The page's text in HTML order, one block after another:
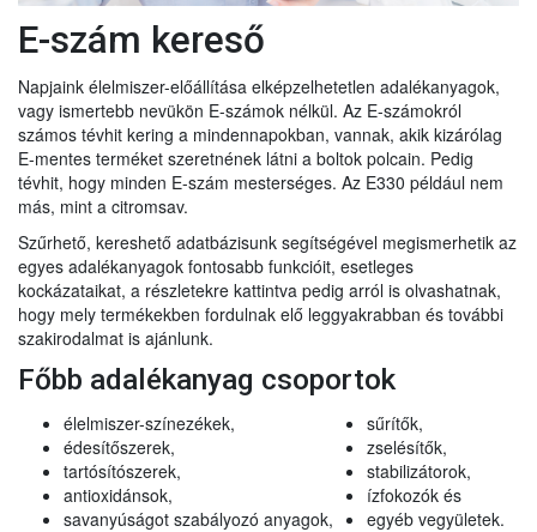
E-szám kereső
Napjaink élelmiszer-előállítása elképzelhetetlen adalékanyagok,
vagy ismertebb nevükön E-számok nélkül. Az E-számokról
számos tévhit kering a mindennapokban, vannak, akik kizárólag
E-mentes terméket szeretnének látni a boltok polcain. Pedig
tévhit, hogy minden E-szám mesterséges. Az E330 például nem
más, mint a citromsav.
Szűrhető, kereshető adatbázisunk segítségével megismerhetik az
egyes adalékanyagok fontosabb funkcióit, esetleges
kockázataikat, a részletekre kattintva pedig arról is olvashatnak,
hogy mely termékekben fordulnak elő leggyakrabban és további
szakirodalmat is ajánlunk.
Főbb adalékanyag csoportok
élelmiszer-színezékek,
édesítőszerek,
tartósítószerek,
antioxidánsok,
savanyúságot szabályozó anyagok,
sűrítők,
zselésítők,
stabilizátorok,
ízfokozók és
egyéb vegyületek.